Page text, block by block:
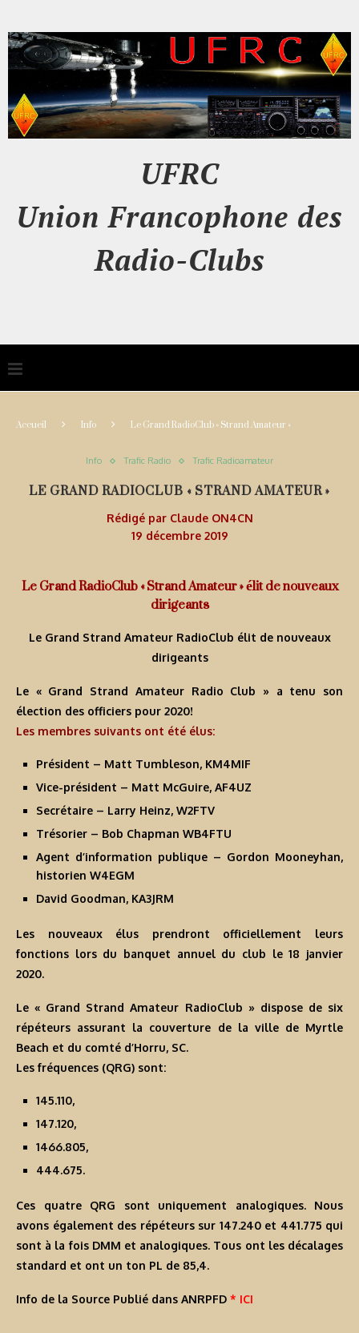
UFRC
Union Francophone des
Radio-Clubs
Accueil Info Le Grand RadioClub « Strand Amateur »
Info Trafic Radio Trafic Radioamateur
LE GRAND RADIOCLUB « STRAND AMATEUR »
Rédigé par Claude ON4CN
19 décembre 2019
Le Grand RadioClub « Strand Amateur » élit de nouveaux
dirigeants
Le Grand Strand Amateur RadioClub élit de nouveaux
dirigeants
Le « Grand Strand Amateur Radio Club » a tenu son
élection des officiers pour 2020!
Les membres suivants ont été élus:
Président – Matt Tumbleson, KM4MIF
Vice-président – Matt McGuire, AF4UZ
Secrétaire – Larry Heinz, W2FTV
Trésorier – Bob Chapman WB4FTU
Agent d’information publique – Gordon Mooneyhan,
historien W4EGM
David Goodman, KA3JRM
Les nouveaux élus prendront officiellement leurs
fonctions lors du banquet annuel du club le 18 janvier
2020.
Le « Grand Strand Amateur RadioClub » dispose de six
répéteurs assurant la couverture de la ville de Myrtle
Beach et du comté d’Horru, SC.
Les fréquences (QRG) sont:
145.110,
147.120,
1466.805,
444.675.
Ces quatre QRG sont uniquement analogiques. Nous
avons également des répéteurs sur 147.240 et 441.775 qui
sont à la fois DMM et analogiques. Tous ont les décalages
standard et ont un ton PL de 85,4.
Info de la Source Publié dans ANRPFD * ICI